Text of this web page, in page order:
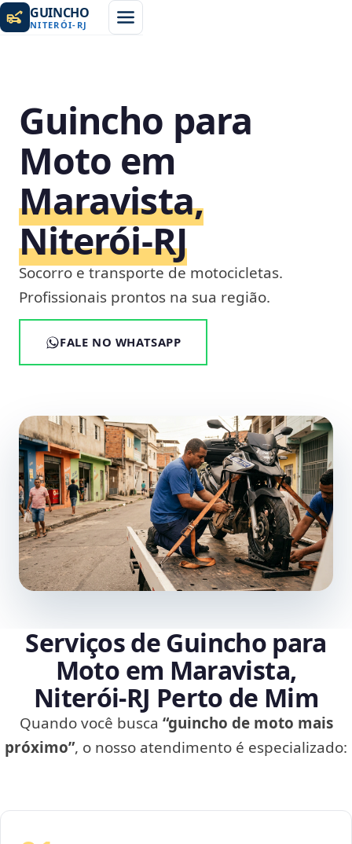
GUINCHO
NITERÓI- RJ
Guincho para
Moto em
Maravista,
Niterói‑RJ
Socorro e transporte de motocicletas.
Profissionais prontos na sua região.
FALE NO WHATSAPP
Serviços de Guincho para
Moto em Maravista,
Niterói‑RJ Perto de Mim
Quando você busca “guincho de moto mais
próximo”, o nosso atendimento é especializado: